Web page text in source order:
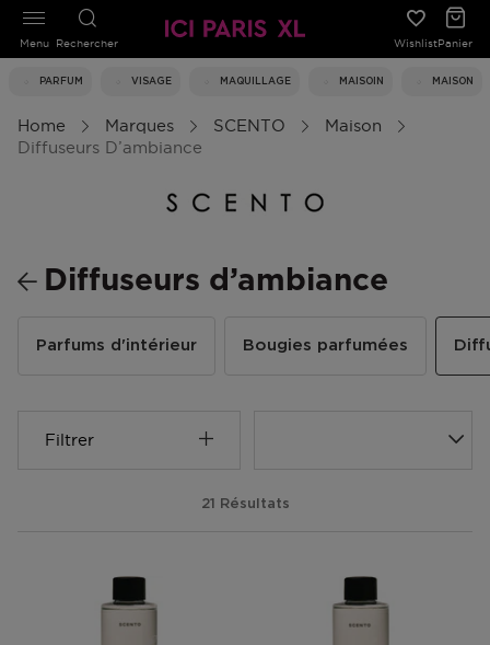
Rechercher WishlistPanier
PARFUM VISAGE MAQUILLAGE MAISOIN MAISON
Menu
Home Marques SCENTO
Maison
Diffuseurs D’ambiance
Diffuseurs d’ambiance
Parfums d'intérieur Bougies parfumées
Filtrer
21 Résultats